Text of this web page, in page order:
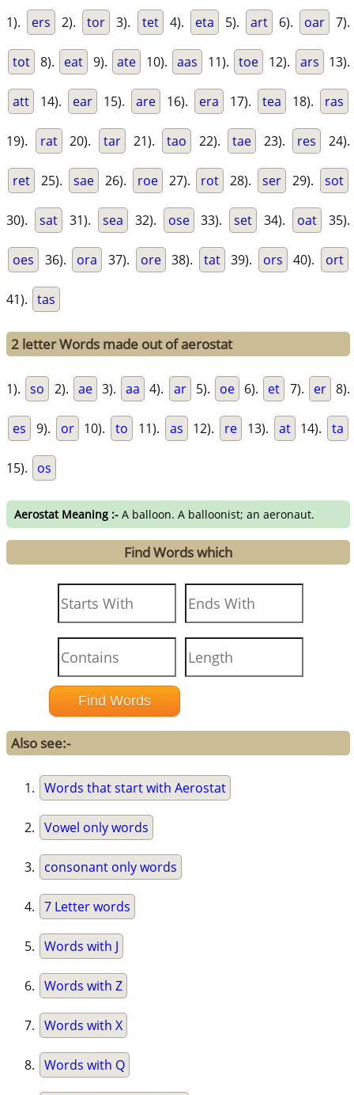
1). ers 2). tor 3). tet 4). eta 5). art 6). oar 7).
tot 8). eat 9). ate 10). aas 11). toe 12). ars 13).
att 14). ear 15). are 16). era 17). tea 18). ras
19). rat 20). tar 21). tao 22). tae 23). res 24).
ret 25). sae 26). roe 27). rot 28). ser 29). sot
30). sat 31). sea 32). ose 33). set 34). oat 35).
oes 36). ora 37). ore 38). tat 39). ors 40). ort
41). tas
2 letter Words made out of aerostat
1). so 2). ae 3). aa 4). ar 5). oe 6). et 7). er 8).
es 9). or 10). to 11). as 12). re 13). at 14). ta
15). os
Aerostat Meaning :- A balloon. A balloonist; an aeronaut.
Find Words which
Also see:-
Words that start with Aerostat
Vowel only words
consonant only words
7 Letter words
Words with J
Words with Z
Words with X
Words with Q